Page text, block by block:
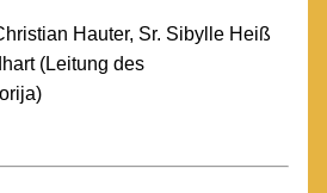
Hauter, Sr. Sibylle Heiß
(Leitung des